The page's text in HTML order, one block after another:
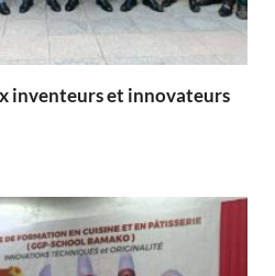
inventeurs et innovateurs